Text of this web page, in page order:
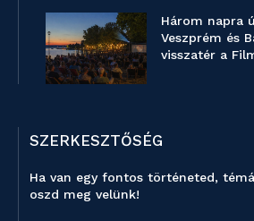
Három napra
Veszprém és
visszatér a
SZERKESZTŐSÉG
Ha van egy fontos történeted,
oszd meg velünk!